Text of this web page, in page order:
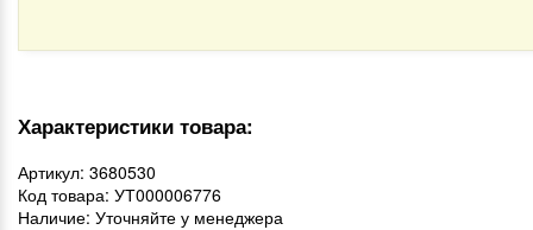
Характеристики товара:
Артикул: 3680530
Код товара: УТ000006776
Наличие: Уточняйте у менеджера